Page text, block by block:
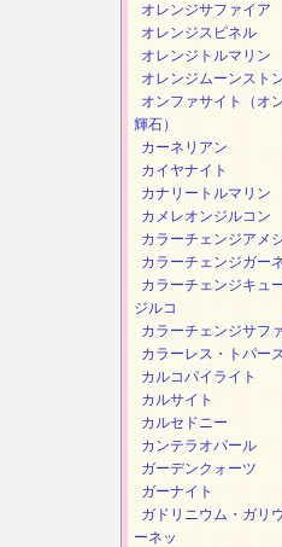
オレンジサファイア
オレンジスピネル
オレンジトルマリン
オレンジムーンスト
オンファサイト（オ
輝石）
カーネリアン
カイヤナイト
カナリートルマリン
カメレオンジルコン
カラーチェンジアメ
カラーチェンジガー
カラーチェンジキュ
ジルコ
カラーチェンジサフ
カラーレス・トパー
カルコパイライト
カルサイト
カルセドニー
カンテラオパール
ガーデンクォーツ
ガーナイト
ガドリニウム・ガリ
ーネッ